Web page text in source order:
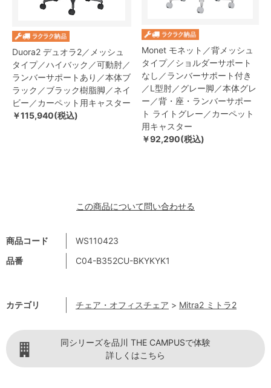
商品コード
WS110423
品番
C04-B352CU-BKYKYK1
カテゴリ チェア・オフィスチェア > Mitra2 ミトラ2
Duora2 デュオラ2／メッシュ
タイプ／ハイバック／可動肘／
ランバーサポートあり／本体ブ
ラック／ブラック樹脂脚／ネイ
ビー／カーペット用キャスター
￥115,940(税込)
Monet モネット／背メッシュ
タイプ／ショルダーサポート
なし／ランバーサポート付き
／L型肘／グレー脚／本体グレ
ー／背・座・ランバーサポー
ト ライトグレー／カーペット
用キャスター
￥92,290(税込)
この商品について問い合わせる
同シリーズを品川 THE CAMPUSで体験
詳しくはこちら